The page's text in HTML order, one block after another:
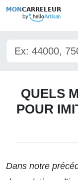
MON CARRELEUR
QUELS
POUR
Dans notre